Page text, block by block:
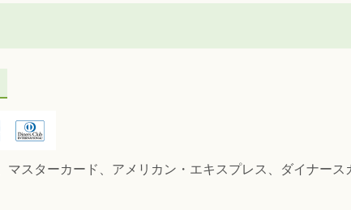
スターカード、アメリカン・エキスプレス、ダイナース